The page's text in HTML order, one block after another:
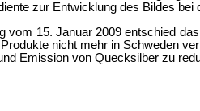
zur Entwicklung des Bildes
vom 15. Januar 2009 entschied
nicht mehr in Schweden
Emission von Quecksilber zu